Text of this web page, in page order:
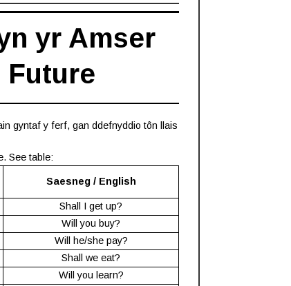
yr Amser
gyntaf y ferf, gan ddefnyddio tôn llais
See table:
Saesneg / English
Shall I get up?
Will you buy?
Will he/she pay?
Shall we eat?
Will you learn?